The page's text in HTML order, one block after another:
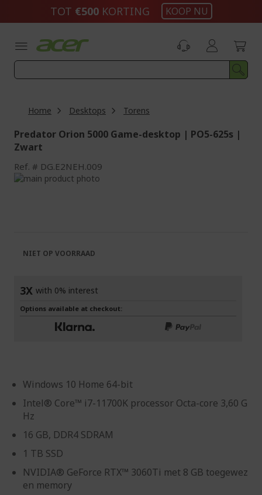
inhoud
TOT €500KORTING KOOP NU
Home Desktops Torens
Predator Orion 5000 Game-desktop | PO5-625s |
Zwart
Ref. DG.E2NEH.009
Ga
afbeeldingen-
gallerij
afbeeldingen-
Windows 10 Home 64-bit
Intel® Core™ i7-11700K processor Octa-core 3,60 G
Hz
16 GB, DDR4 SDRAM
1 TB SSD
NVIDIA® GeForce RTX™ 3060Ti met 8 GB toegewez
en memory
NIET OP VOORRAAD
3X with 0% interest
Options available at checkout: